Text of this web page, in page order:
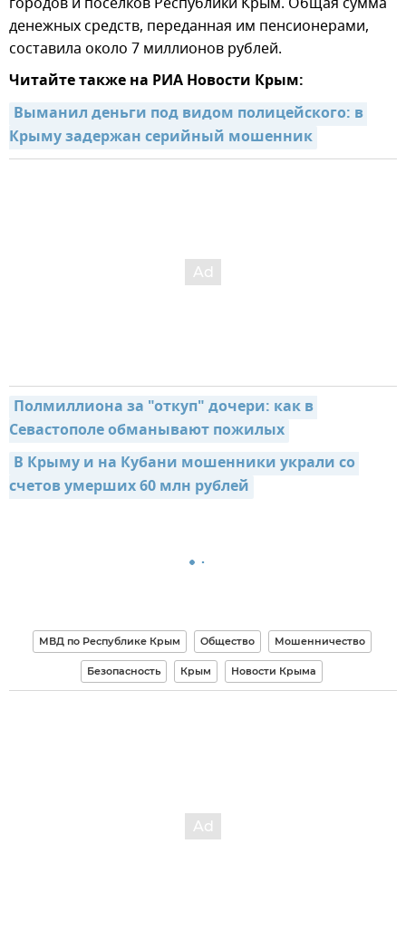
денежных средств, переданная им пенсионерами,
составила около 7 миллионов рублей.
Читайте также на РИА Новости Крым:
Выманил деньги под видом полицейского: в
Крыму задержан серийный мошенник
Полмиллиона за "откуп" дочери: как в
Севастополе обманывают пожилых
В Крыму и на Кубани мошенники украли со
счетов умерших 60 млн рублей
МВД по Республике Крым Общество Мошенничество
Безопасность Крым Новости Крыма